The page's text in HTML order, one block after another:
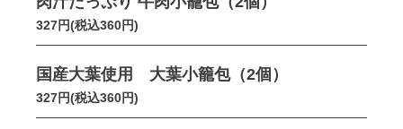
327円(税込360円)
国産大葉使用 大葉小籠包（2個）
327円(税込360円)